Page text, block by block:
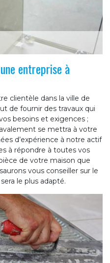
entreprise à
clientèle dans la ville de
de fournir des travaux qui
besoins et exigences ;
se mettra à votre
d’expérience à notre actif
à répondre à toutes vos
de votre maison que
vous conseiller sur le
le plus adapté.